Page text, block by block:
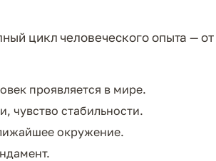
цикл человеческого опыта — от
проявляется в мире.
чувство стабильности.
окружение.